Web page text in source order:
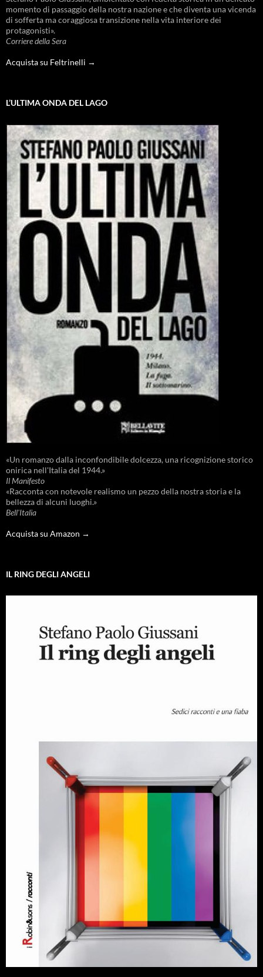
momento di passaggio della nostra nazione e che diventa una vicenda
di sofferta ma coraggiosa transizione nella vita interiore dei
protagonisti».
Corriere della Sera
Acquista su Feltrinelli →
L’ULTIMA ONDA DEL LAGO
«Un romanzo dalla inconfondibile dolcezza, una ricognizione storico
onirica nell'Italia del 1944.»
Il Manifesto
«Racconta con notevole realismo un pezzo della nostra storia e la
bellezza di alcuni luoghi.»
Bell'Italia
Acquista su Amazon →
IL RING DEGLI ANGELI